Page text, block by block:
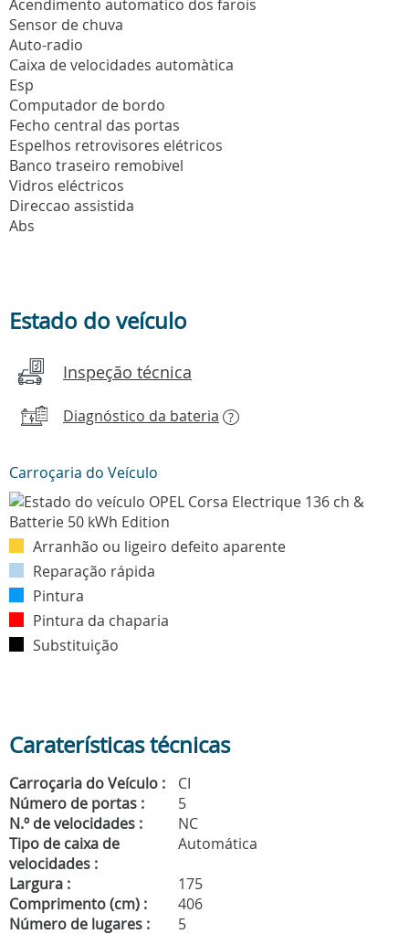
Acendimento automatico dos farois
Sensor de chuva
Auto-radio
Caixa de velocidades automàtica
Esp
Computador de bordo
Fecho central das portas
Espelhos retrovisores elétricos
Banco traseiro remobivel
Vidros eléctricos
Direccao assistida
Abs
Estado do veículo
Inspeção técnica
Diagnóstico da bateria ?
Carroçaria do Veículo
Arranhão ou ligeiro defeito aparente
Reparação rápida
Pintura
Pintura da chaparia
Substituição
Caraterísticas técnicas
Carroçaria do Veículo :
CI
Número de portas :
5
N.º de velocidades :
NC
Tipo de caixa de
velocidades :
Automática
Largura :
175
Comprimento (cm) :
406
Número de lugares :
5